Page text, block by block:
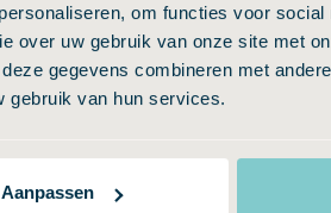
om functies voor social
over uw gebruik van onze site met
gegevens combineren met
gebruik van hun services.
Aanpassen